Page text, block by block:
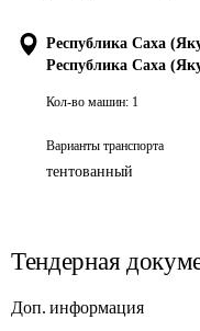
Республика Саха
Республика Саха
Кол-во машин: 1
Варианты транспорта
тентованный
Тендерная
Доп. информация